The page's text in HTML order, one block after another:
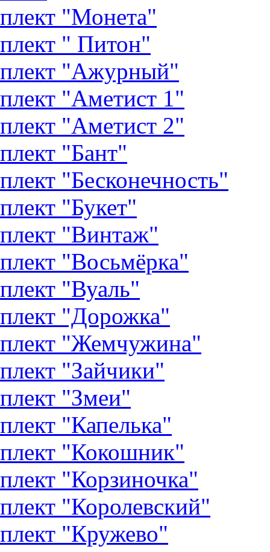
"Монета"
" Питон"
"Ажурный"
"Аметист 1"
"Аметист 2"
"Бант"
"Бесконечность"
"Букет"
"Винтаж"
"Восьмёрка"
"Вуаль"
"Дорожка"
"Жемчужина"
"Зайчики"
"Змеи"
"Капелька"
"Кокошник"
"Корзиночка"
"Королевский"
"Кружево"